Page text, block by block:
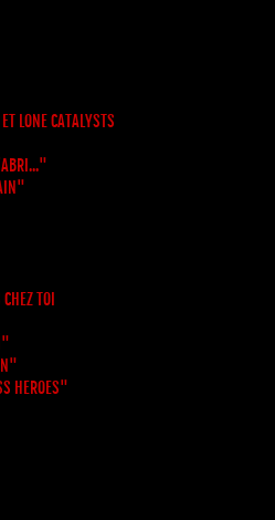
LONE CATALYSTS
TOI
HEROES"